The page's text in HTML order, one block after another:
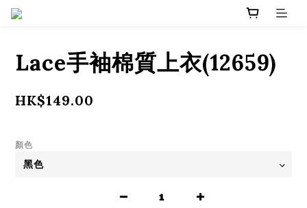
Lace手袖棉質上衣(12659)
HK$149.00
顏色